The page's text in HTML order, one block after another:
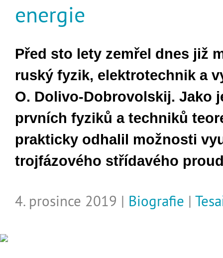
energie
Před sto lety zemřel dnes již
ruský fyzik, elektrotechnik a
O. Dolivo-Dobrovolskij. Jako
prvních fyziků a techniků
prakticky odhalil možnosti
trojfázového střídavého
4. prosince 2019 | Biografie |